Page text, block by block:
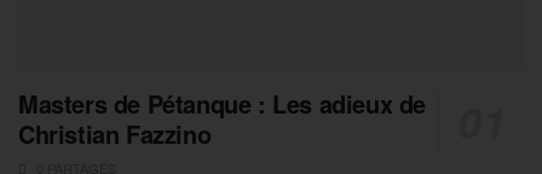
Masters de Pétanque : Les adieux de
Christian Fazzino